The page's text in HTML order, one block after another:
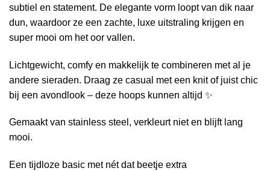
subtiel en statement. De elegante vorm loopt van dik naar
dun, waardoor ze een zachte, luxe uitstraling krijgen en
super mooi om het oor vallen.
Lichtgewicht, comfy en makkelijk te combineren met al je
andere sieraden. Draag ze casual met een knit of juist chic
bij een avondlook – deze hoops kunnen altijd ✨
Gemaakt van stainless steel, verkleurt niet en blijft lang
mooi.
Een tijdloze basic met nét dat beetje extra